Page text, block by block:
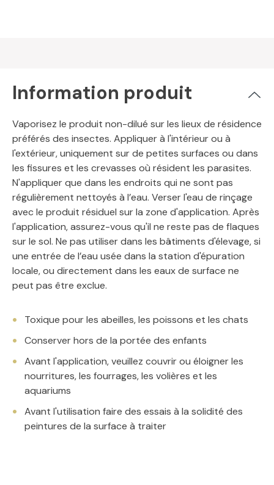
Information produit
Vaporisez le produit non-dilué sur les lieux de résidence
préférés des insectes. Appliquer à l'intérieur ou à
l'extérieur, uniquement sur de petites surfaces ou dans
les fissures et les crevasses où résident les parasites.
N'appliquer que dans les endroits qui ne sont pas
régulièrement nettoyés à l’eau. Verser l'eau de rinçage
avec le produit résiduel sur la zone d'application. Après
l'application, assurez-vous qu'il ne reste pas de flaques
sur le sol. Ne pas utiliser dans les bâtiments d'élevage, si
une entrée de l’eau usée dans la station d'épuration
locale, ou directement dans les eaux de surface ne
peut pas être exclue.
Toxique pour les abeilles, les poissons et les chats
Conserver hors de la portée des enfants
Avant l'application, veuillez couvrir ou éloigner les
nourritures, les fourrages, les volières et les
aquariums
Avant l'utilisation faire des essais à la solidité des
peintures de la surface à traiter